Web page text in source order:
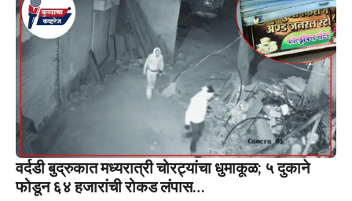
वर्दडी बुद्रुकात मध्यरात्री चोरट्यांचा धुमाकूळ; ५ दुकाने
फोडून ६४ हजारांची रोकड लंपास…